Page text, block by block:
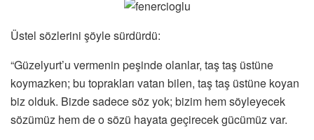
Üstel sözlerini şöyle sürdürdü:
“Güzelyurt’u vermenin peşinde olanlar, taş taş üstüne
koymazken; bu toprakları vatan bilen, taş taş üstüne koyan
biz olduk. Bizde sadece söz yok; bizim hem söyleyecek
sözümüz hem de o sözü hayata geçirecek gücümüz var.